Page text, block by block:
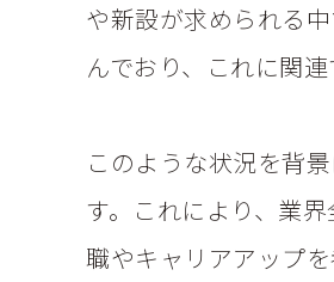
や新設が求められる
んでおり、これに関
このような状況を背
す。これにより、業
職やキャリアアップ